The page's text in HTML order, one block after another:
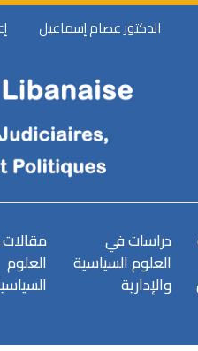
الدكتور عصام إسماعيل
دراسات في
العلوم السياسية
والإدارية
العلوم